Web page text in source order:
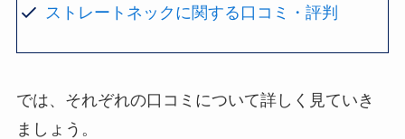
ストレートネックに関する口コミ・評判
では、それぞれの口コミについて詳しく見ていき
ましょう。